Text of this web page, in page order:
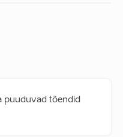
puuduvad tõendid